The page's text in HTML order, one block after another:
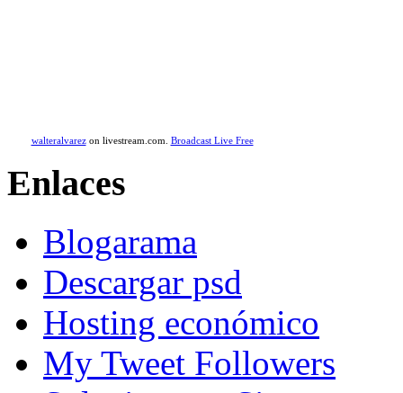
walteralvarezon livestream.com. Broadcast Live Free
Enlaces
Blogarama
Descargar psd
Hosting económico
My Tweet Followers